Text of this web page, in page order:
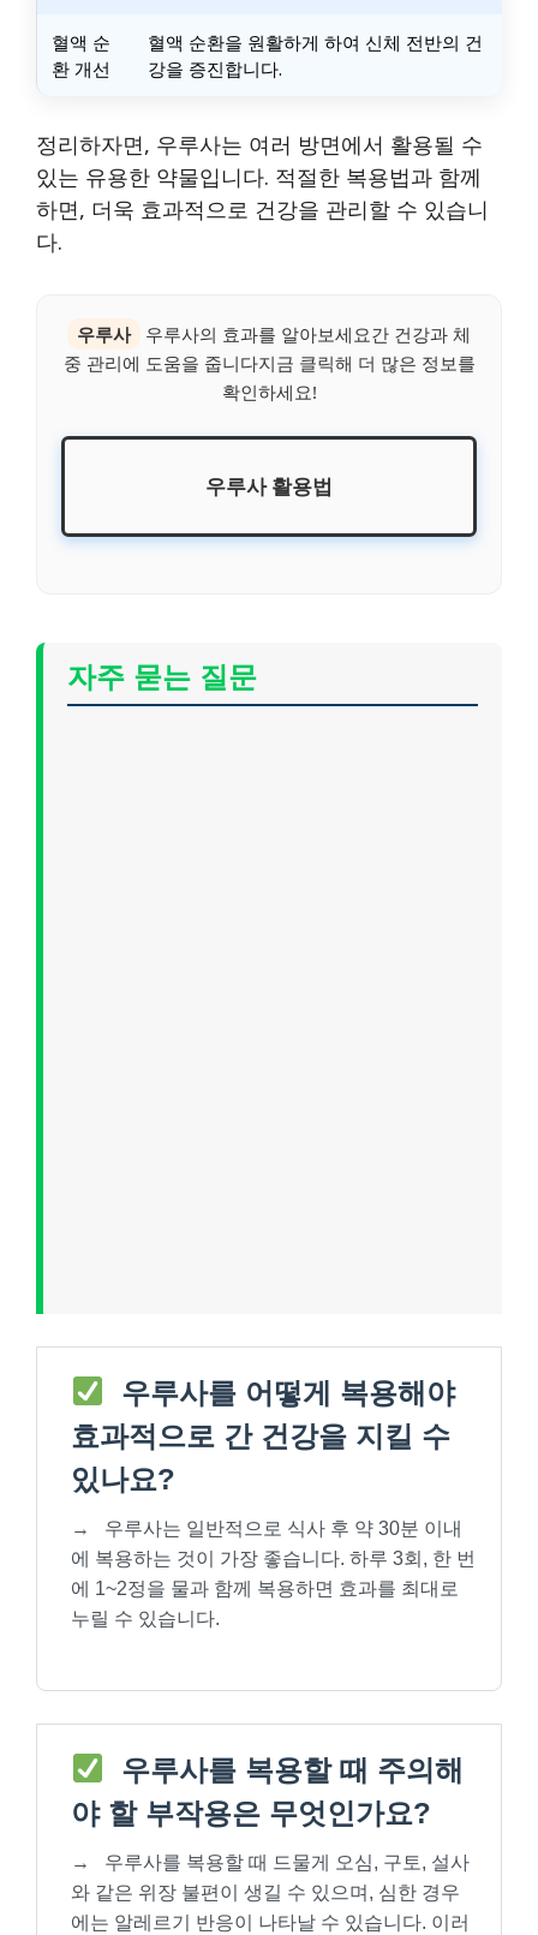
혈액 순
환 개선
혈액 순환을 원활하게 하여 신체 전반의 건
강을 증진합니다.
정리하자면, 우루사는 여러 방면에서 활용될 수
있는 유용한 약물입니다. 적절한 복용법과 함께
하면, 더욱 효과적으로 건강을 관리할 수 있습니
다.
우루사
우루사의 효과를 알아보세요간 건강과 체
중 관리에 도움을 줍니다지금 클릭해 더 많은 정보를
확인하세요!
우루사 활용법
자주 묻는 질문
우루사를 어떻게 복용해야
효과적으로 간 건강을 지킬 수
있나요?
→
우루사는 일반적으로 식사 후 약 30분 이내
에 복용하는 것이 가장 좋습니다. 하루 3회, 한 번
에 1~2정을 물과 함께 복용하면 효과를 최대로
누릴 수 있습니다.
우루사를 복용할 때 주의해
야 할 부작용은 무엇인가요?
→
우루사를 복용할 때 드물게 오심, 구토, 설사
와 같은 위장 불편이 생길 수 있으며, 심한 경우
에는 알레르기 반응이 나타날 수 있습니다. 이러